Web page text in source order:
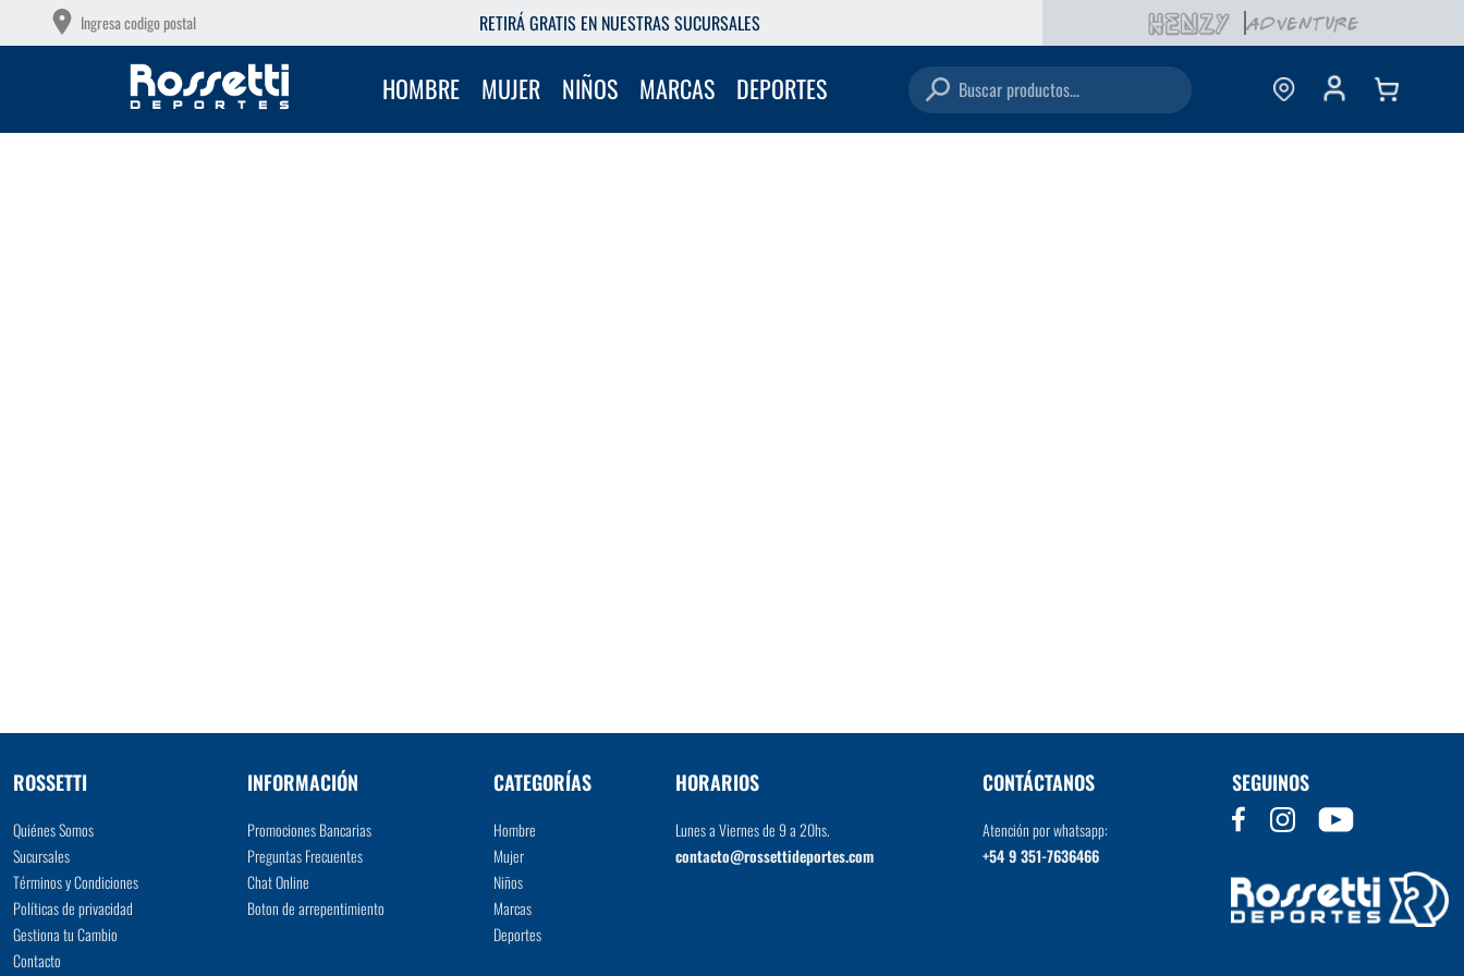
Ingresa codigo postal
SIN INTERÉS CON TU DEBITO RETIRÁ GRATIS EN NUESTRAS SUCURSALES
HOMBRE MUJER NIÑOS MARCAS DEPORTES Buscar productos...
ROSSETTI
Quiénes Somos
Sucursales
Términos y Condiciones
Políticas de privacidad
Gestiona tu Cambio
Contacto
INFORMACIÓN
Promociones Bancarias
Preguntas Frecuentes
Chat Online
Boton de arrepentimiento
CATEGORÍAS
Hombre
Mujer
Niños
Marcas
Deportes
HORARIOS
Lunes a Viernes de 9 a 20hs.
contacto@rossettideportes.com
CONTÁCTANOS
Atención por whatsapp:
+54 9 351-7636466
SEGUINOS